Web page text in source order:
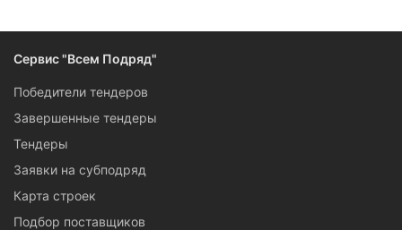
Сервис "Всем Подряд"
Победители тендеров
Завершенные тендеры
Тендеры
Заявки на субподряд
Карта строек
Подбор поставщиков